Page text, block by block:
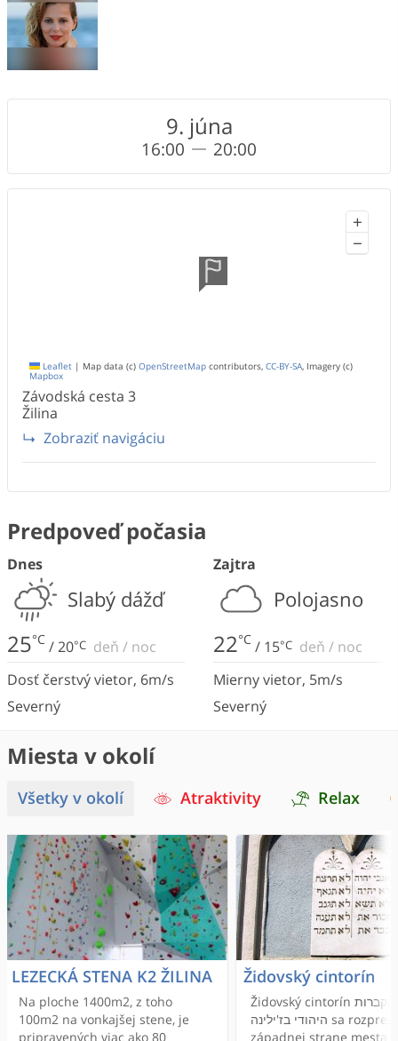
9. júna
16:00 20:00
+
−
Leaflet | Map data (c) OpenStreetMap contributors, CC-BY-SA, Imagery (c)
Mapbox
Závodská cesta 3
Žilina
Zobraziť navigáciu
Predpoveď počasia
Dnes
Slabý dážď
25°C /20°C deň / noc
Dosť čerstvý vietor, 6m/s
Severný
Zajtra
Polojasno
22°C / 15°C deň / noc
Mierny vietor, 5m/s
Severný
Miesta v okolí
Všetky v okolí Atraktivity Relax
LEZECKÁ STENA K2 ŽILINA
Na ploche 1400m2, z toho
100m2 na vonkajšej stene, je
pripravených viac ako 80
Židovský cintorín
Židovský cintorín בית-הקברות
היהודי בז'ילינה sa rozprestiera na
západnej strane mesta